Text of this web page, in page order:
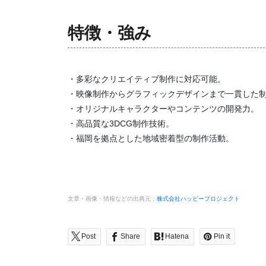
特徴・強み
・多彩なクリエイティブ制作に対応可能。
・映像制作からグラフィックデザインまで一貫した制
・オリジナルキャラクターやコンテンツの開発力。
・高品質な3DCG制作技術。
・福岡を拠点とした地域密着型の制作活動。
文章・画像・情報などの出典元： 株式会社ハッピープロジェクト
Post Share Hatena Pin it